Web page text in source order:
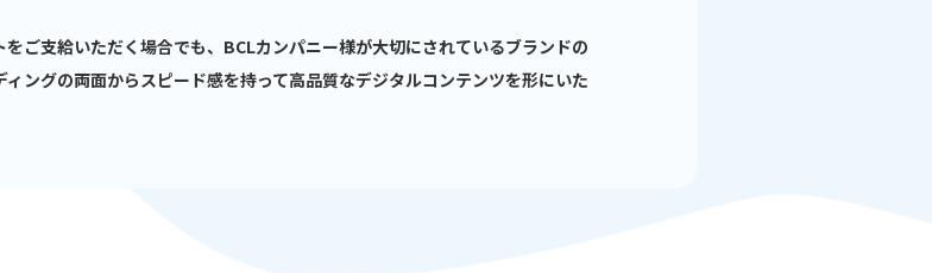
ご支給いただく場合でも、BCLカンパニー様が大切にされているブランドの
ングの両面からスピード感を持って高品質なデジタルコンテンツを形にいた